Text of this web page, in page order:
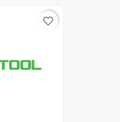
favorite_border